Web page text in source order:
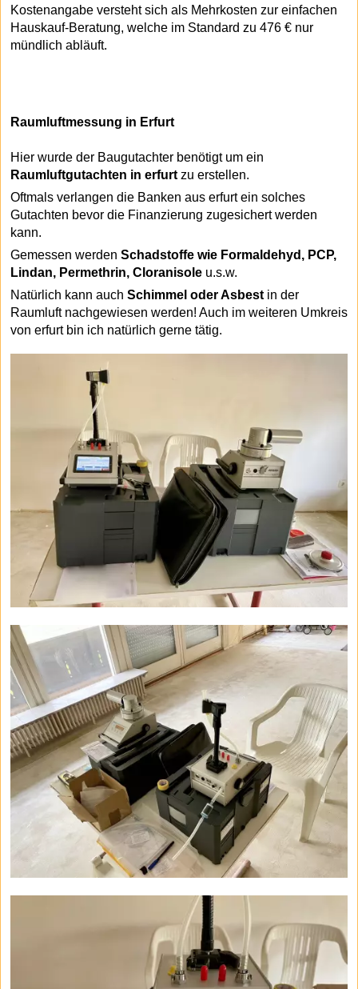
Kostenangabe versteht sich als Mehrkosten zur einfachen
Hauskauf-Beratung, welche im Standard zu 476 € nur
mündlich abläuft.
Raumluftmessung in Erfurt
Hier wurde der Baugutachter benötigt um ein
Raumluftgutachten in erfurt zu erstellen.
Oftmals verlangen die Banken aus erfurt ein solches
Gutachten bevor die Finanzierung zugesichert werden
kann.
Gemessen werden Schadstoffe wie Formaldehyd, PCP,
Lindan, Permethrin, Cloranisole u.s.w.
Natürlich kann auch Schimmel oder Asbest in der
Raumluft nachgewiesen werden! Auch im weiteren Umkreis
von erfurt bin ich natürlich gerne tätig.